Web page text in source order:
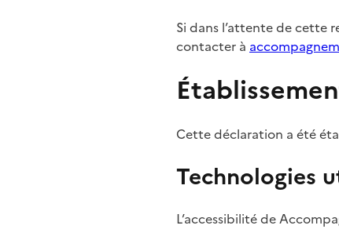
Si dans l’attente de cette
contacter à
Cette déclaration a été
Technologies
L’accessibilité de